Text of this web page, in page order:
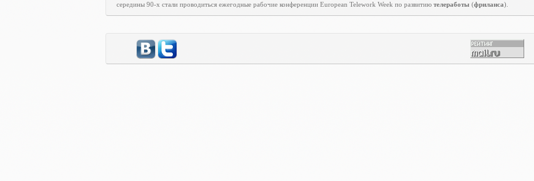
середины 90-х стали проводиться ежегодные рабочие конференции European Telework Week по развитию телеработы (фриланса).